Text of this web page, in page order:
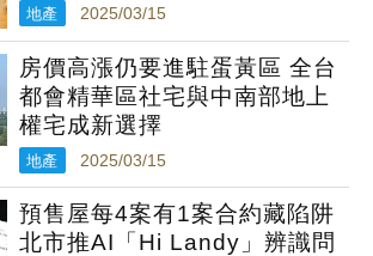
地產 2025/03/15
房價高漲仍要進駐蛋黃區 全台
都會精華區社宅與中南部地上
權宅成新選擇
地產 2025/03/15
預售屋每4案有1案合約藏陷阱
北市推AI「Hi Landy」辨識問